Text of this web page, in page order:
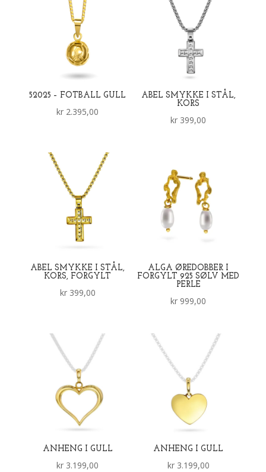
52025 – FOTBALL GULL
kr 2.395,00
ABEL SMYKKE I STÅL,
KORS
kr 399,00
ABEL SMYKKE I STÅL,
KORS, FORGYLT
kr399,00
ALGA ØREDOBBER I
FORGYLT 925 SØLV MED
PERLE
kr 999,00
ANHENG I GULL
kr 3.199,00
ANHENG I GULL
kr3.199,00